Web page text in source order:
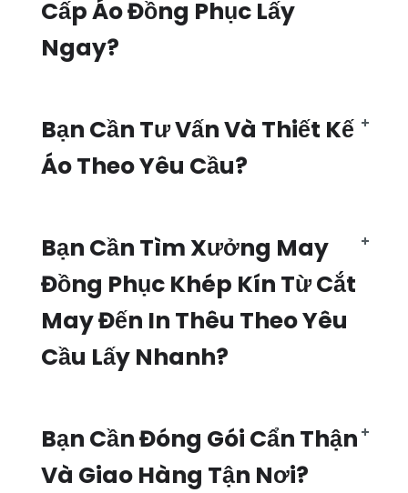
Cấp Áo Đồng Phục Lấy
Ngay?
Bạn Cần Tư Vấn Và Thiết Kế
Áo Theo Yêu Cầu?
Bạn Cần Tìm Xưởng May
Đồng Phục Khép Kín Từ Cắt
May Đến In Thêu Theo Yêu
Cầu Lấy Nhanh?
Bạn Cần Đóng Gói Cẩn Thận
Và Giao Hàng Tận Nơi?